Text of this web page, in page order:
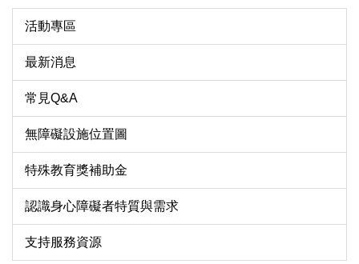
活動專區
最新消息
常見Q&A
無障礙設施位置圖
特殊教育獎補助金
認識身心障礙者特質與需求
支持服務資源